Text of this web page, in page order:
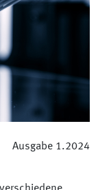
Ausgabe 1.2024